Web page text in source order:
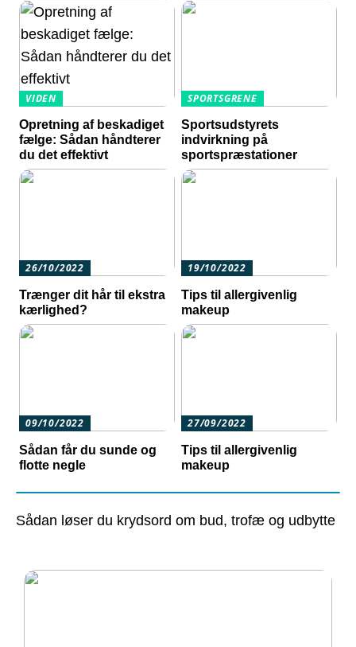
VIDEN
Opretning af beskadiget
fælge: Sådan håndterer
du det effektivt
SPORTSGRENE
Sportsudstyrets
indvirkning på
sportspræstationer
26/10/2022
Trænger dit hår til ekstra
kærlighed?
19/10/2022
Tips til allergivenlig
makeup
09/10/2022
Sådan får du sunde og
flotte negle
27/09/2022
Tips til allergivenlig
makeup
Sådan løser du krydsord om bud, trofæ og udbytte